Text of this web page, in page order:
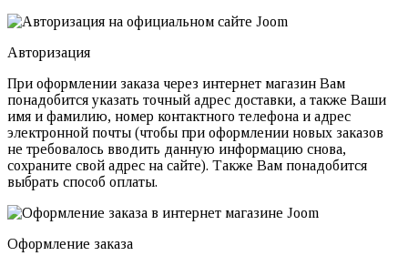
Авторизация
При оформлении заказа через интернет магазин Вам
понадобится указать точный адрес доставки, а также Ваши
имя и фамилию, номер контактного телефона и адрес
электронной почты (чтобы при оформлении новых заказов
не требовалось вводить данную информацию снова,
сохраните свой адрес на сайте). Также Вам понадобится
выбрать способ оплаты.
Оформление заказа